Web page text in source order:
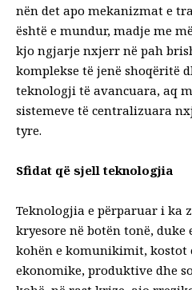
nën det apo mekanizmat e
është e mundur, madje me
kjo ngjarje nxjerr në pah
komplekse të jenë shoqëritë
teknologji të avancuara, aq
sistemeve të centralizuara
tyre.
Sfidat që sjell teknologjia
Teknologjia e përparuar i ka
kryesore në botën tonë,
kohën e komunikimit,
ekonomike, produktive dhe